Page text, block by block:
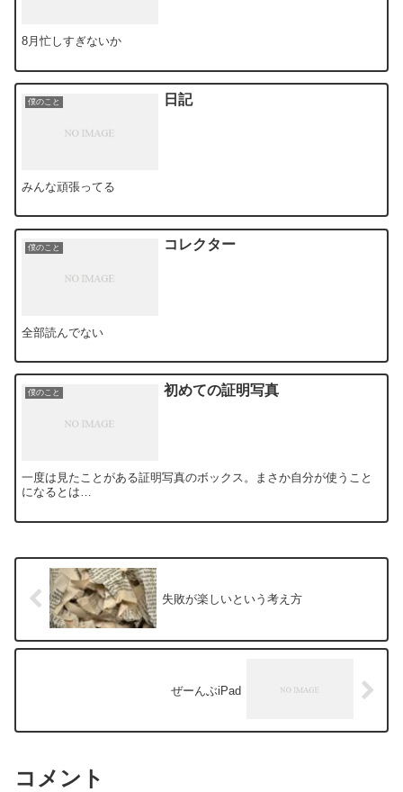
8月忙しすぎないか
僕のこと 日記
みんな頑張ってる
僕のこと コレクター
全部読んでない
僕のこと 初めての証明写真
一度は見たことがある証明写真のボックス。まさか自分が使うこと
になるとは…
失敗が楽しいという考え方
ぜーんぶiPad
コメント